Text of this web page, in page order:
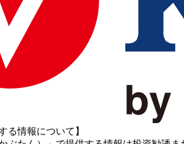
る情報について】